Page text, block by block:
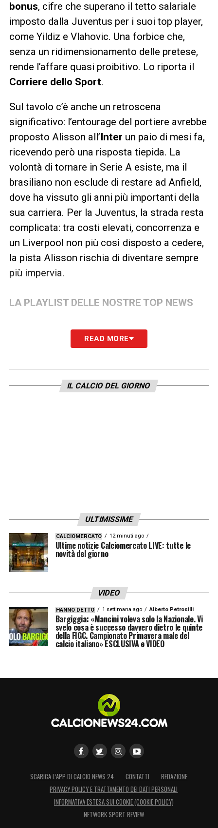
bonus, cifre che superano il tetto salariale
imposto dalla Juventus per i suoi top player,
come Yildiz e Vlahovic. Una forbice che,
senza un ridimensionamento delle pretese,
rende l’affare quasi proibitivo. Lo riporta il
Corriere dello Sport.
Sul tavolo c’è anche un retroscena
significativo: l’entourage del portiere avrebbe
proposto Alisson all’Inter un paio di mesi fa,
ricevendo però una risposta tiepida. La
volontà di tornare in Serie A esiste, ma il
brasiliano non esclude di restare ad Anfield,
dove ha vissuto gli anni più importanti della
sua carriera. Per la Juventus, la strada resta
complicata: tra costi elevati, concorrenza e
un Liverpool non più così disposto a cedere,
la pista Alisson rischia di diventare sempre
più impervia.
LA PLAYLIST DELLE NOSTRE TOP NEWS
READ MORE
IL CALCIO DEL GIORNO
ULTIMISSIME
CALCIOMERCATO 12 minuti ago
Ultime notizie Calciomercato LIVE: tutte le
novità del giorno
VIDEO
HANNO DETTO 1 settimana ago Alberto Petrosilli
Bargiggia: «Mancini voleva solo la Nazionale. Vi
svelo cosa è successo davvero dietro le quinte
della FIGC. Campionato Primavera male del
calcio italiano» ESCLUSIVA e VIDEO
SCARICA L’APP DI CALCIO NEWS 24 CONTATTI
REDAZIONE
PRIVACY POLICY E TRATTAMENTO DEI DATI PERSONALI
INFORMATIVA ESTESA SUI COOKIE (COOKIE POLICY)
NETWORK SPORT REVIEW